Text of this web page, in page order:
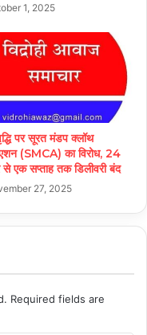
1, 2025
पर सूरत मंडप क्लॉथ
(SMCA) का विरोध, 24
से एक सप्ताह तक डिलीवरी बंद
27, 2025
Required fields are